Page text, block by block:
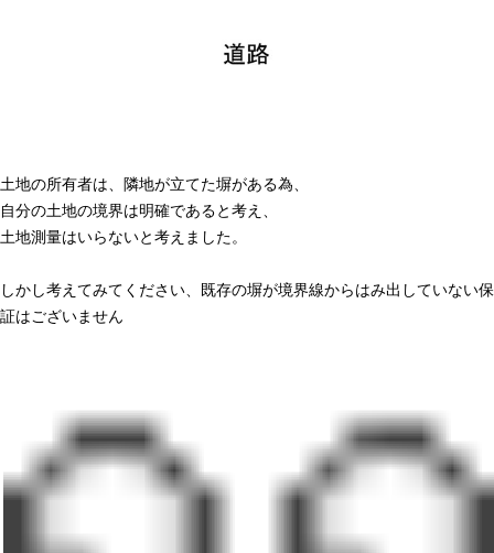
土地の所有者は、隣地が立てた塀がある為、
自分の土地の境界は明確であると考え、
土地測量はいらないと考えました。
しかし考えてみてください、既存の塀が境界線からはみ出していない保
証はございません